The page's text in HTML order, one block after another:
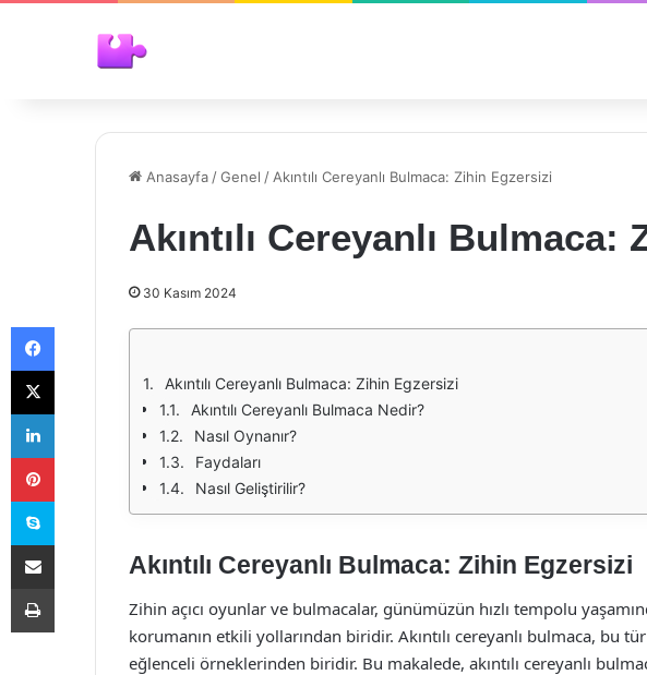
Anasayfa /Genel / Akıntılı Cereyanlı Bulmaca: Zihin Egzersizi
Akıntılı Cereyanlı
30 Kasım 2024
Akıntılı Cereyanlı Bulmaca: Zihin Egzersizi
Akıntılı Cereyanlı Bulmaca Nedir?
Nasıl Oynanır?
Faydaları
Nasıl Geliştirilir?
Akıntılı Cereyanlı Bulmaca: Zihin Egzersizi
Zihin açıcı oyunlar ve bulmacalar, günümüzün hızlı tempolu
korumanın etkili yollarından biridir. Akıntılı cereyanlı bulmaca, bu
eğlenceli örneklerinden biridir. Bu makalede, akıntılı cereyanlı
Facebook
X
LinkedIn
Pinterest
Skype
E-Posta ile paylaş